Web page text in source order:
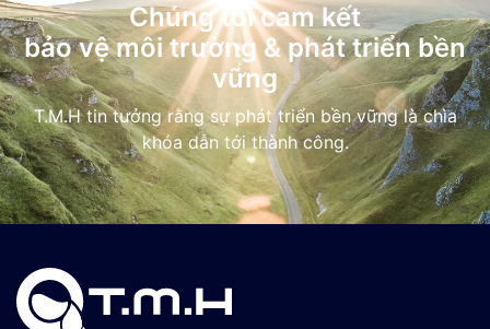
Chúng tôi cam kết
bảo vệ môi trường & phát triển bền
vững
T.M.H tin tưởng rằng sự phát triển bền vững là chìa
khóa dẫn tới thành công.